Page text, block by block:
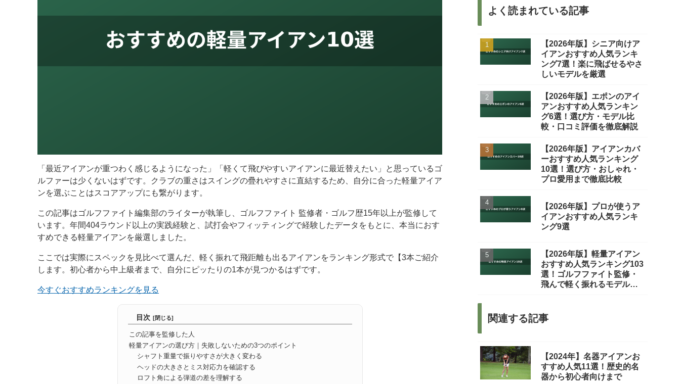
「最近アイアンが重つわく感じるようになった」「軽くて飛びやすいアイアンに最近替えたい」と思っているゴ
ルファーは少くないはずです。クラブの重さはスイングの疊れやすさに直結するため、自分に合った軽量アイア
ンを選ぶことはスコアアップにも繋がります。
この記事はゴルフファイト編集部のライターが執筆し、ゴルフファイト 監修者・ゴルフ歴15年以上が監修して
います。年間404ラウンド以上の実践経験と、試打会やフィッティングで経験したデータをもとに、本当におす
すめできる軽量アイアンを厳選しました。
ここでは実際にスペックを見比べて選んだ、軽く振れて飛距離も出るアイアンをランキング形式で【3本ご紹介
します。初心者から中上級者まで、自分にピッたりの1本が見つかるはずです。
今すぐおすすめランキングを見る
目次
この記事を監修した人
軽量アイアンの選び方｜失敗しないための3つのポイント
シャフト重量で振りやすさが大きく変わる
ヘッドの大きさとミス対応力を確認する
ロフト角による弾道の差を理解する
よく読まれている記事
【2026年版】シニア向けア
イアンおすすめ人気ランキ
ング7選！楽に飛ばせるやさ
しいモデルを厳選
【2026年版】エポンのアイ
アンおすすめ人気ランキン
グ6選！選び方・モデル比
較・口コミ評価を徹底解説
【2026年版】アイアンカバ
ーおすすめ人気ランキング
10選！選び方・おしゃれ・
プロ愛用まで徹底比較
【2026年版】プロが使うア
イアンおすすめ人気ランキ
ング9選
【2026年版】軽量アイアン
おすすめ人気ランキング103
選！ゴルフファイト監修・
飛んで軽く振れるモデルを
関連する記事
【2024年】名器アイアンお
すすめ人気11選！歴史的名
器から初心者向けまで